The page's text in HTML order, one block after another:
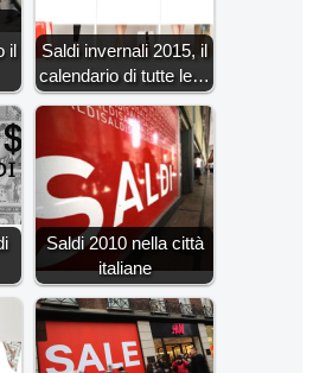
il
Saldi invernali 2015, il
calendario di tutte le…
Saldi 2010 nella città
italiane